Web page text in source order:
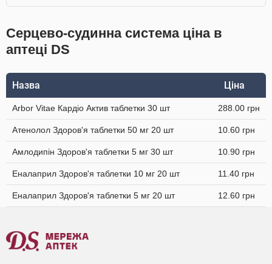
Серцево-судинна система ціна в
аптеці DS
Назва Ціна
Arbor Vitae Кардіо Актив таблетки 30 шт 288.00 грн
Атенолол Здоров'я таблетки 50 мг 20 шт 10.60 грн
Амлодипін Здоров'я таблетки 5 мг 30 шт 10.90 грн
Еналаприл Здоров'я таблетки 10 мг 20 шт 11.40 грн
Еналаприл Здоров'я таблетки 5 мг 20 шт 12.60 грн